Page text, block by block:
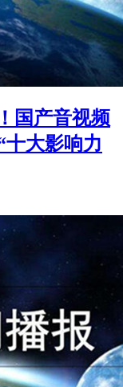
国产音视频
大影响力